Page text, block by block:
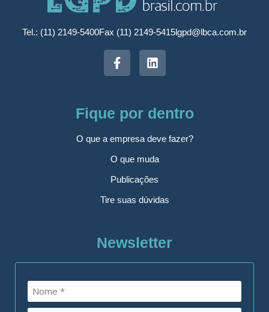
Tel.: (11) 2149-5400Fax (11) 2149-5415lgpd@lbca.com.br
Fique por dentro
O que a empresa deve fazer?
O que muda
Publicações
Tire suas dúvidas
Newsletter